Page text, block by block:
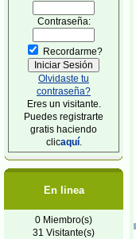
Contraseña:
Recordarme?
Olvidaste tu
contraseña?
Eres un visitante.
Puedes registrarte
gratis haciendo
clicaquí.
En linea
0 Miembro(s)
31 Visitante(s)